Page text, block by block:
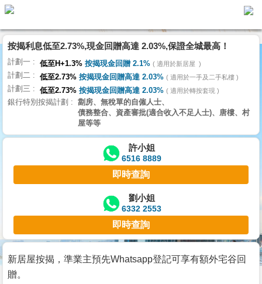
代
理
主
頁
搵
樓/
交
業
主
宅
谷
按
按揭利息低至2.73%,現金回贈高達 2.03%,保證全城最高！
計劃一 低至H+1.3% 按揭現金回贈 2.1% 適用於新居屋
計劃二 低至2.73% 按揭現金回贈高達 2.03% 適用於一手及二手私樓
計劃三 低至2.73% 按揭現金回贈高達 2.03% 適用於轉按套現
銀行特別按揭計劃
劏房、無稅單的自僱人士、
債務整合、資產審批(適合收入不足人士)、唐樓、村
屋等等
許小姐
6516 8889
即時查詢
劉小姐
6332 2553
即時查詢
新居屋按揭，準業主預先Whatsapp登記可享有額外宅谷回
贈。